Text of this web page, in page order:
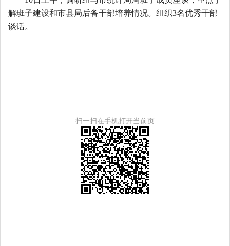
解班子建设和市县局后备干部培养情况。组织3名优秀干部
谈话。
扫一扫在手机打开当前页